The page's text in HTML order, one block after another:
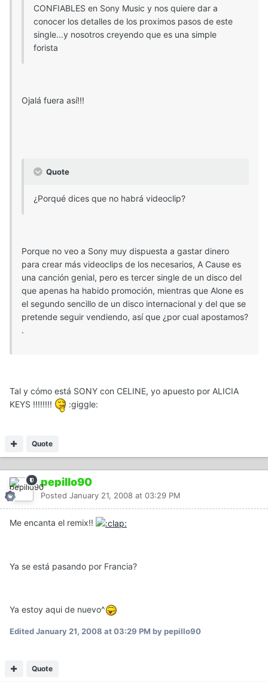
CONFIABLES en Sony Music y nos quiere dar a
conocer los detalles de los proximos pasos de este
single...y nosotros creyendo que es una simple
forista
Ojalá fuera así!!!
Quote
¿Porqué dices que no habrá videoclip?
Porque no veo a Sony muy dispuesta a gastar dinero
para crear más videoclips de los necesarios, A Cause es
una canción genial, pero es tercer single de un disco del
que apenas ha habido promoción, mientras que Alone es
el segundo sencillo de un disco internacional y del que se
pretende seguir vendiendo, así que ¿por cual apostamos?
.
Tal y cómo está SONY con CELINE, yo apuesto por ALICIA
KEYS !!!!!!!!
:giggle:
Quote
pepillo90
Posted January 21, 2008 at 03:29 PM
Me encanta el remix!!
Ya se está pasando por Francia?
Ya estoy aqui de nuevo^
EditedJanuary 21, 2008 at 03:29 PM by pepillo90
Quote